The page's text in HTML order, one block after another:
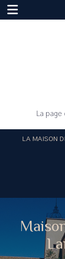
La
LA MAISON